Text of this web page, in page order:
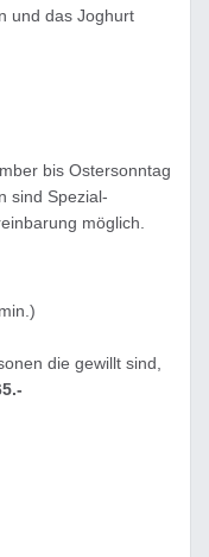
und das Joghurt
bis Ostersonntag
sind Spezial-
möglich.
die gewillt sind,